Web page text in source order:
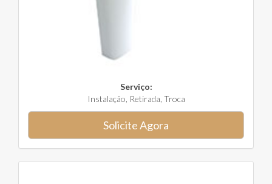
Serviço:
Instalação, Retirada, Troca
Solicite Agora